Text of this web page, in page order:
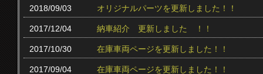
2018/09/03 オリジナルパーツを更新しました！！
2017/12/04 納車紹介 更新しました ！！
2017/10/30 在庫車両ページを更新しました！！
2017/09/04 在庫車両ページを更新しました！！